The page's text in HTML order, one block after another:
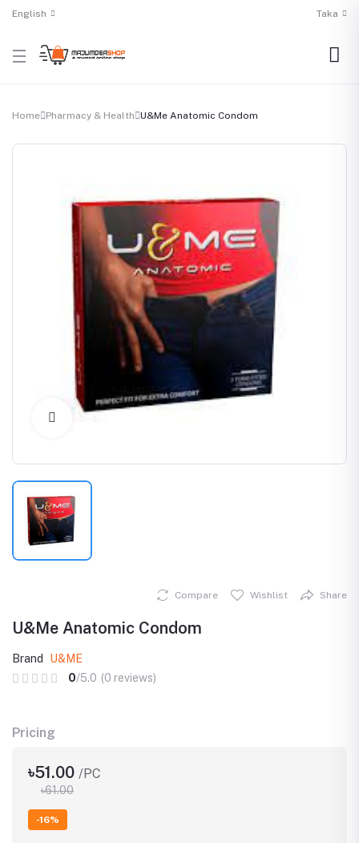
English Taka
Home Pharmacy & Health U&Me Anatomic Condom
Click to Enlarge
Compare Wishlist Share
U&Me Anatomic Condom
Brand
U&ME
0/5.0 (0 reviews)
Pricing
৳51.00 /PC
৳61.00
-16%